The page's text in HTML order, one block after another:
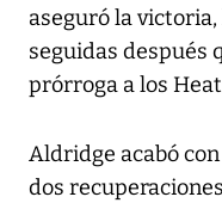
aseguró la
seguidas después
prórroga a los
Aldridge acabó
dos